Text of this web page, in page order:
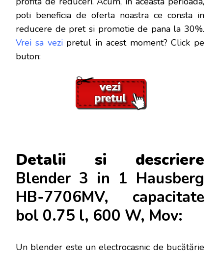
poti beneficia de oferta noastra ce consta in
reducere de pret si promotie de pana la 30%.
Vrei sa vezi pretul in acest moment? Click pe
buton:
Detalii si descriere
Blender 3 in 1 Hausberg
HB-7706MV, capacitate
bol 0.75 l, 600 W, Mov:
Un blender este un electrocasnic de bucătărie